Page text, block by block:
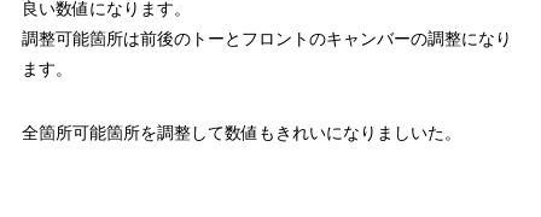
良い数値になります。
調整可能箇所は前後のトーとフロントのキャンバーの調整になり
ます。
全箇所可能箇所を調整して数値もきれいになりましいた。